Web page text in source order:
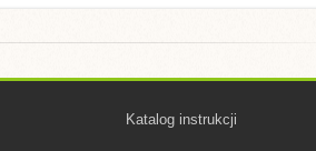
Katalog instrukcji